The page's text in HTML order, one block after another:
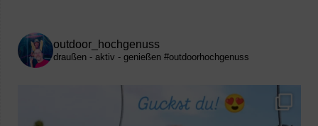
outdoor_hochgenuss
draußen - aktiv - genießen #outdoorhochgenuss